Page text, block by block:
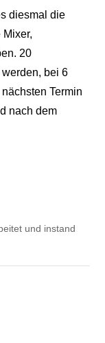
diesmal die
20
bei 6
Termin
nach dem
und instand